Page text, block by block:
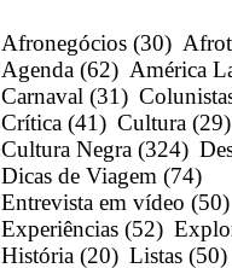
Afronegócios (30)
Agenda (62) América
Carnaval (31)
Crítica (41) Cultura (29)
Cultura Negra (324)
Dicas de Viagem (74)
Entrevista em vídeo (50)
Experiências (52)
História (20) Listas (50)